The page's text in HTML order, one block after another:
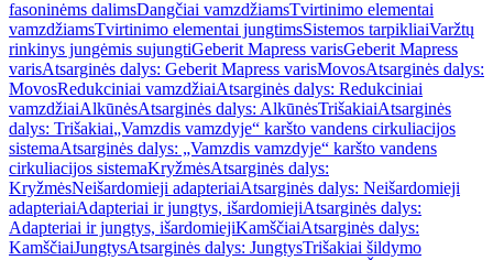
fasoninėms dalimsDangčiai vamzdžiamsTvirtinimo elementai
vamzdžiamsTvirtinimo elementai jungtimsSistemos tarpikliaiVaržtų
rinkinys jungėmis sujungtiGeberit Mapress varisGeberit Mapress
varisAtsarginės dalys: Geberit Mapress varisMovosAtsarginės dalys:
MovosRedukciniai vamzdžiaiAtsarginės dalys: Redukciniai
vamzdžiaiAlkūnėsAtsarginės dalys: AlkūnėsTrišakiaiAtsarginės
dalys: Trišakiai„Vamzdis vamzdyje“ karšto vandens cirkuliacijos
sistemaAtsarginės dalys: „Vamzdis vamzdyje“ karšto vandens
cirkuliacijos sistemaKryžmėsAtsarginės dalys:
KryžmėsNeišardomieji adapteriaiAtsarginės dalys: Neišardomieji
adapteriaiAdapteriai ir jungtys, išardomiejiAtsarginės dalys:
Adapteriai ir jungtys, išardomiejiKamščiaiAtsarginės dalys:
KamščiaiJungtysAtsarginės dalys: JungtysTrišakiai šildymo